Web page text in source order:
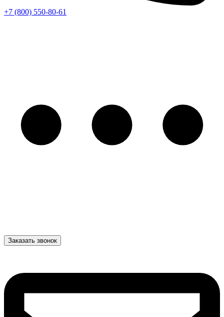
+7 (800) 550-80-61
Заказать звонок